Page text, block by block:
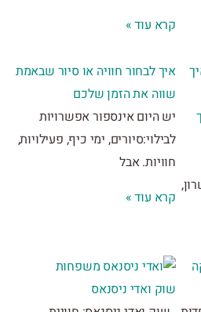
קרא עוד »
איך לבחור חוויה או סיור שבאמת
שווה את הזמן שלכם
יש היום אינספור אפשרויות
לבילוי:סיורים, ימי כיף, פעילויות,
חוויות. אבל
קרא עוד »
שוק ואדי ניסנאס